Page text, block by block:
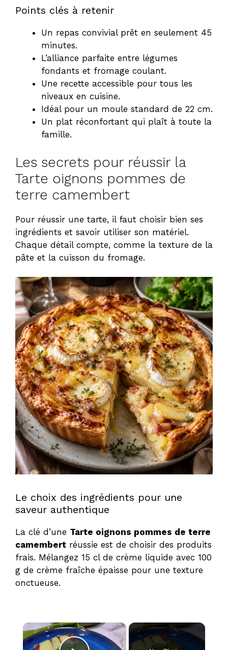
Points clés à retenir
Un repas convivial prêt en seulement 45
minutes.
L’alliance parfaite entre légumes
fondants et fromage coulant.
Une recette accessible pour tous les
niveaux en cuisine.
Idéal pour un moule standard de 22 cm.
Un plat réconfortant qui plaît à toute la
famille.
Les secrets pour réussir la
Tarte oignons pommes de
terre camembert
Pour réussir une tarte, il faut choisir bien ses
ingrédients et savoir utiliser son matériel.
Chaque détail compte, comme la texture de la
pâte et la cuisson du fromage.
Le choix des ingrédients pour une
saveur authentique
La clé d’une Tarte oignons pommes de terre
camembert réussie est de choisir des produits
frais. Mélangez 15 cl de crème liquide avec 100
g de crème fraîche épaisse pour une texture
onctueuse.
×